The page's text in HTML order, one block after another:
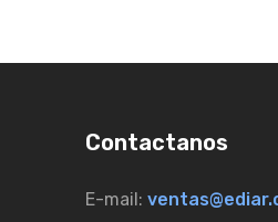
Contactanos
E-mail: